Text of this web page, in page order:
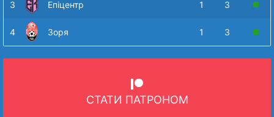
3 Епіцентр 1 3
4 Зоря 1 3
СТАТИ ПАТРОНОМ